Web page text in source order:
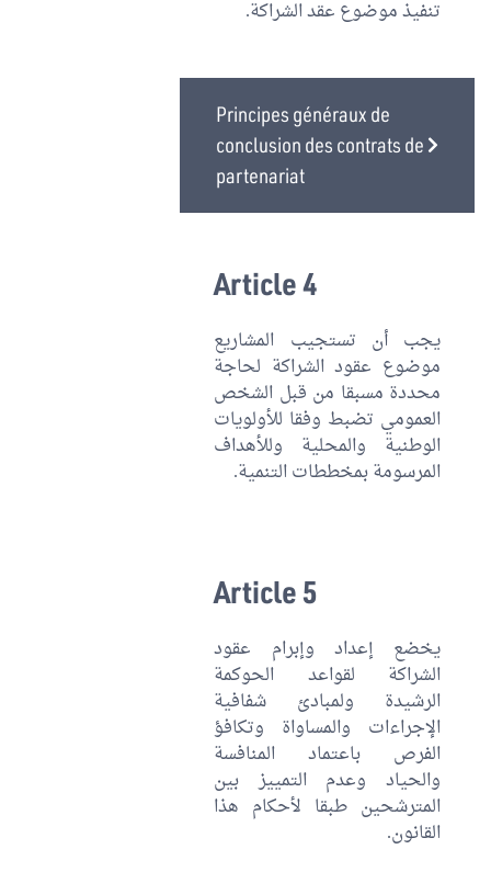
تنفيذ موضوع عقد الشراكة.
Principes généraux de
conclusion des contrats de
partenariat
Article 4
يجب أن تستجيب المشاريع
موضوع عقود الشراكة لحاجة
محددة مسبقا من قبل الشخص
العمومي تضبط وفقا للأولويات
الوطنية والمحلية وللأهداف
المرسومة بمخططات التنمية.
Article 5
يخضع إعداد وإبرام عقود
الشراكة لقواعد الحوكمة
الرشيدة ولمبادئ شفافية
الإجراءات والمساواة وتكافؤ
الفرص باعتماد المنافسة
والحياد وعدم التمييز بين
المترشحين طبقا لأحكام هذا
القانون.